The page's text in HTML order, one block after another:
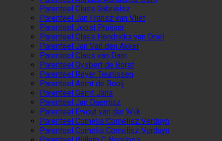
Parenteel Claes Gabrielsz
Parenteel Jan Fransz van Vliet
Parenteel Joost Pruijser
Parenteel Claes Hendrickx van Driel
Parenteel Jan Van den Akker
Parenteel Claes van Dam
Parenteel Gysbert de Borst
Parenteel Reyer Teunissen
Parenteel Aernt de Booij
Parenteel Gerrit Jans
Parenteel Jan Daemisz
Parenteel Ewout van der Wilk
Parenteel Cornelis Cornelisz Verduyn
Parenteel Cornelis Cornelisz Verduyn